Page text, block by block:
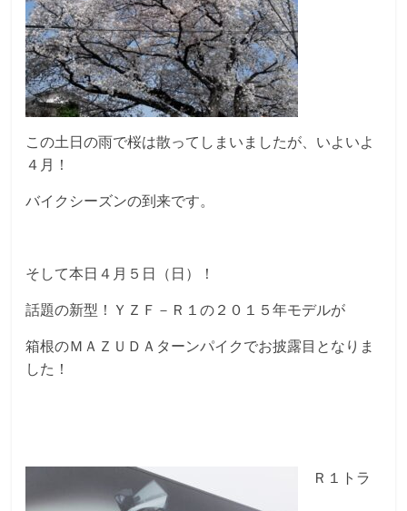
この土日の雨で桜は散ってしまいましたが、いよいよ
４月！
バイクシーズンの到来です。
そして本日４月５日（日）！
話題の新型！ＹＺＦ－Ｒ１の２０１５年モデルが
箱根のＭＡＺＵＤＡターンパイクでお披露目となりま
した！
Ｒ１トラ